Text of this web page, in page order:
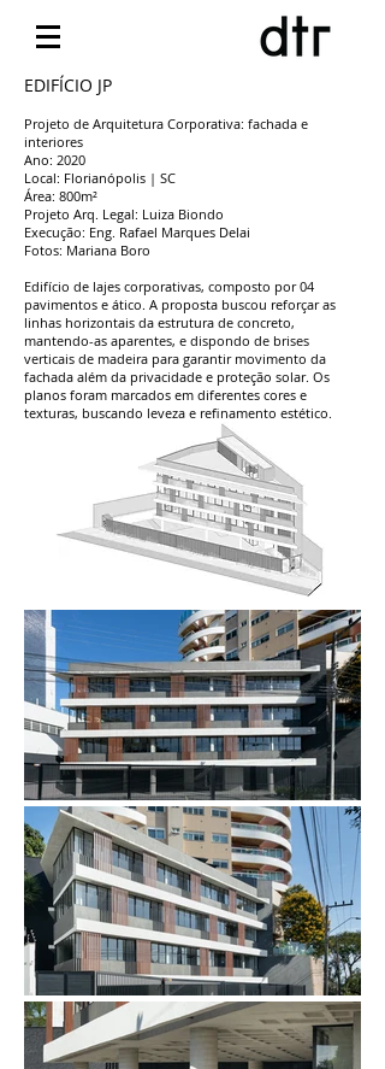
EDIFÍCIO JP
Projeto de Arquitetura Corporativa: fachada e
interiores
Ano: 2020
Local: Florianópolis | SC
​Área: 800m²
Projeto Arq. Legal: Luiza Biondo
Execução: Eng. Rafael Marques Delai
Fotos: Mariana Boro
Edifício de lajes corporativas, composto por 04
pavimentos e ático. A proposta buscou reforçar as
linhas horizontais da estrutura de concreto,
mantendo-as aparentes, e dispondo de brises
verticais de madeira para garantir movimento da
fachada além da privacidade e proteção solar. Os
planos foram marcados em diferentes cores e
texturas, buscando leveza e refinamento estético.